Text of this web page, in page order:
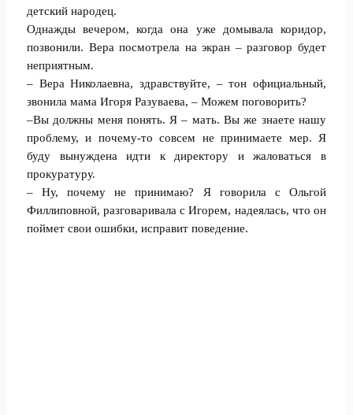
детский народец.
Однажды вечером, когда она уже домывала коридор,
позвонили. Вера посмотрела на экран – разговор будет
неприятным.
– Вера Николаевна, здравствуйте, – тон официальный,
звонила мама Игоря Разуваева, – Можем поговорить?
–Вы должны меня понять. Я – мать. Вы же знаете нашу
проблему, и почему-то совсем не принимаете мер. Я
буду вынуждена идти к директору и жаловаться в
прокуратуру.
– Ну, почему не принимаю? Я говорила с Ольгой
Филлиповной, разговаривала с Игорем, надеялась, что он
поймет свои ошибки, исправит поведение.